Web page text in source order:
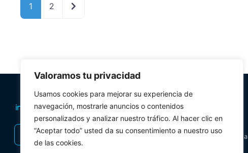
Valoramos tu privacidad
Usamos cookies para mejorar su experiencia de
navegación, mostrarle anuncios o contenidos
personalizados y analizar nuestro tráfico. Al hacer clic en
“Aceptar todo” usted da su consentimiento a nuestro uso
de las cookies.
1 2 Entradas anteriores
INSCRIBIRSE AL BOLETÍN
Oficinas de turismo
Visitas Guiadas
Folletos y multimedia